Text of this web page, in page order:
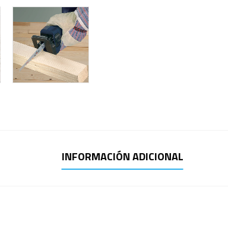
INFORMACIÓN ADICIONAL